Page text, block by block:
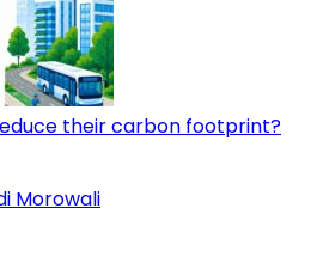
their carbon footprint?
Morowali